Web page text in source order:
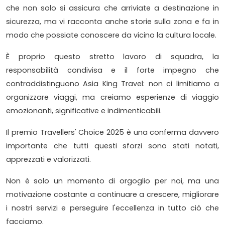
che non solo si assicura che arriviate a destinazione in
sicurezza, ma vi racconta anche storie sulla zona e fa in
modo che possiate conoscere da vicino la cultura locale.
È proprio questo stretto lavoro di squadra, la
responsabilità condivisa e il forte impegno che
contraddistinguono Asia King Travel: non ci limitiamo a
organizzare viaggi, ma creiamo esperienze di viaggio
emozionanti, significative e indimenticabili.
Il premio Travellers' Choice 2025 è una conferma davvero
importante che tutti questi sforzi sono stati notati,
apprezzati e valorizzati.
Non è solo un momento di orgoglio per noi, ma una
motivazione costante a continuare a crescere, migliorare
i nostri servizi e perseguire l'eccellenza in tutto ciò che
facciamo.